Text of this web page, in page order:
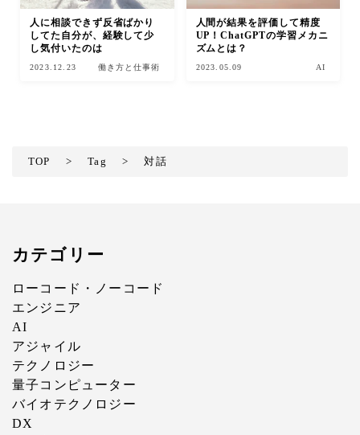
人に相談できず反省ばかり
してた自分が、経験して少
し気付いたのは
2023.12.23 働き方と仕事術
人間が結果を評価して精度
UP！ChatGPTの学習メカニ
ズムとは？
2023.05.09 AI
TOP > Tag > 対話
カテゴリー
ローコード・ノーコード
エンジニア
AI
アジャイル
テクノロジー
量子コンピューター
バイオテクノロジー
DX